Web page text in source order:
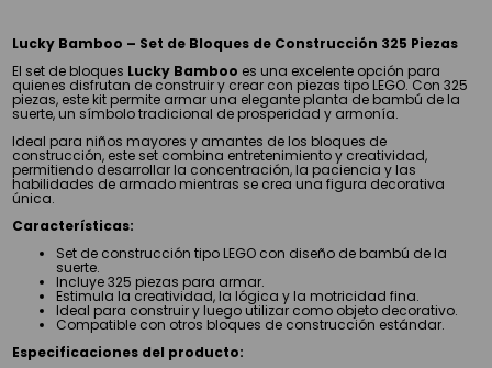
Lucky Bamboo – Set de Bloques de Construcción 325 Piezas
El set de bloques Lucky Bamboo es una excelente opción para
quienes disfrutan de construir y crear con piezas tipo LEGO. Con 325
piezas, este kit permite armar una elegante planta de bambú de la
suerte, un símbolo tradicional de prosperidad y armonía.
Ideal para niños mayores y amantes de los bloques de
construcción, este set combina entretenimiento y creatividad,
permitiendo desarrollar la concentración, la paciencia y las
habilidades de armado mientras se crea una figura decorativa
única.
Características:
Set de construcción tipo LEGO con diseño de bambú de la
suerte.
Incluye 325 piezas para armar.
Estimula la creatividad, la lógica y la motricidad fina.
Ideal para construir y luego utilizar como objeto decorativo.
Compatible con otros bloques de construcción estándar.
Especificaciones del producto: